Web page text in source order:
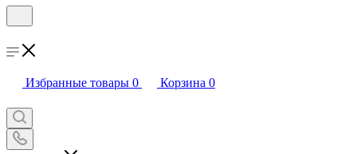
Избранные товары 0 Корзина 0